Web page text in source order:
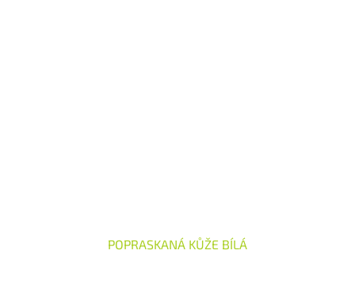
POPRASKANÁ KŮŽE BÍLÁ